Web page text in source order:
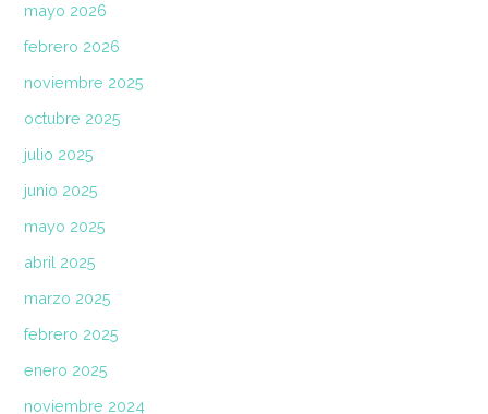
mayo 2026
febrero 2026
noviembre 2025
octubre 2025
julio 2025
junio 2025
mayo 2025
abril 2025
marzo 2025
febrero 2025
enero 2025
noviembre 2024